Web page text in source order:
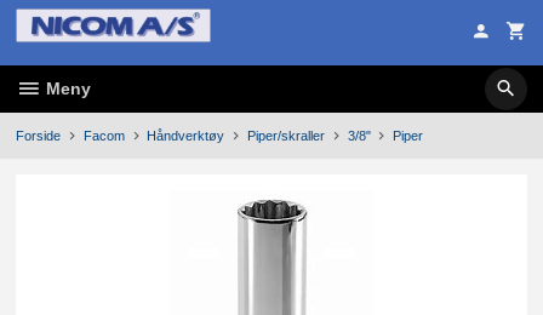
Gå
innholdet
Meny
Forside Facom Håndverktøy Piper/skraller 3/8" Piper